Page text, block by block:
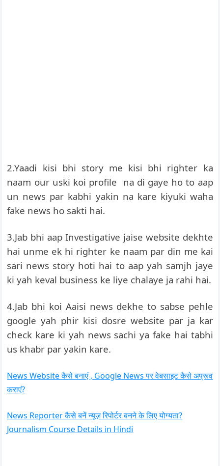
2.Yaadi kisi bhi story me kisi bhi righter ka
naam our uski koi profile na di gaye ho to aap
un news par kabhi yakin na kare kiyuki waha
fake news ho sakti hai.
3.Jab bhi aap Investigative jaise website dekhte
hai unme ek hi righter ke naam par din me kai
sari news story hoti hai to aap yah samjh jaye
ki yah keval business ke liye chalaye ja rahi hai.
4.Jab bhi koi Aaisi news dekhe to sabse pehle
google yah phir kisi dosre website par ja kar
check kare ki yah news sachi ya fake hai tabhi
us khabr par yakin kare.
News Website कैसे बनाएं , Google News पर वेबसाइट कैसे अप्रूव
कराएं?
News Reporter कैसे बनें न्यूज़ रिपोर्टर बनने के लिए योग्यता?
Journalism Course Details in Hindi